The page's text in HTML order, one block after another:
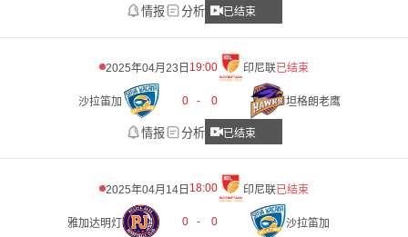
情报 分析 已结束
2025年04月23日 19:00 印尼联已结束
沙拉笛加 0 - 0 坦格朗老鹰
情报 分析 已结束
2025年04月14日 18:00 印尼联已结束
雅加达明灯 0 - 0 沙拉笛加